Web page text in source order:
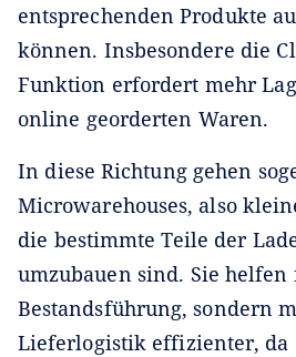
entsprechenden Produkte
können. Insbesondere die
Funktion erfordert mehr
online georderten Waren.
In diese Richtung gehen
Microwarehouses, also
die bestimmte Teile der
umzubauen sind. Sie
Bestandsführung, sondern
Lieferlogistik effizienter, da